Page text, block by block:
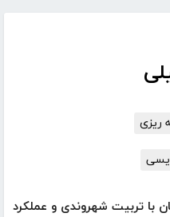
ریزی
با تربیت شهروندی و عملکرد